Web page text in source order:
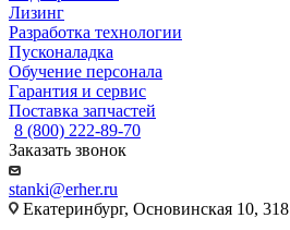
Лизинг
Разработка технологии
Пусконаладка
Обучение персонала
Гарантия и сервис
Поставка запчастей
8 (800) 222-89-70
Заказать звонок
stanki@erher.ru
Екатеринбург, Основинская 10, 318